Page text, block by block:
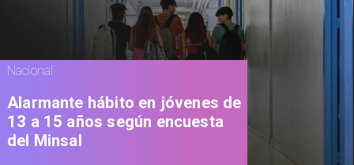
Nacional
Alarmante hábito en jóvenes de
13 a 15 años según encuesta
del Minsal